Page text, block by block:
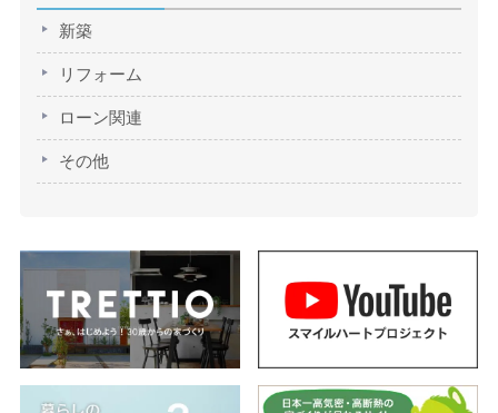
新築
リフォーム
ローン関連
その他